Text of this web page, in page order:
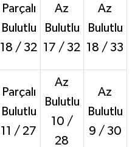
Parçalı
Bulutlu
18 / 32
Az
Bulutlu
17 / 32
Az
Bulutlu
18 / 33
Parçalı
Bulutlu
11 / 27
Az
Bulutlu
10 /
28
Az
Bulutlu
9 / 30